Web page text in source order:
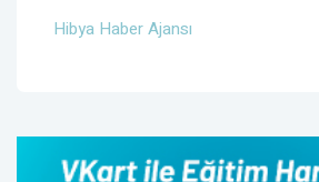
Hibya Haber Ajansı